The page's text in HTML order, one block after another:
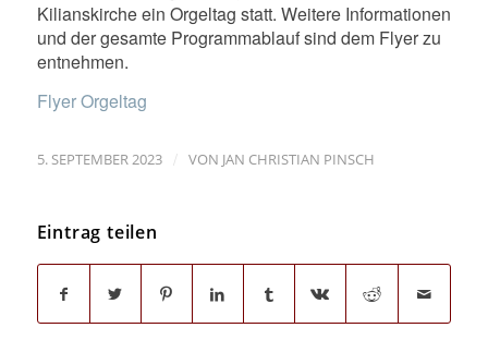
Kilianskirche ein Orgeltag statt. Weitere Informationen
und der gesamte Programmablauf sind dem Flyer zu
entnehmen.
Flyer Orgeltag
5. SEPTEMBER 2023 / VON JAN CHRISTIAN PINSCH
Eintrag teilen